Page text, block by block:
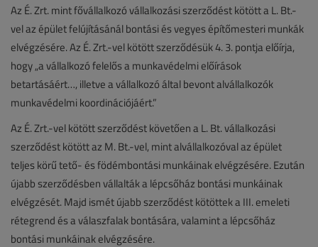
Az É. Zrt. mint fővállalkozó vállalkozási szerződést kötött a L. Bt.-
vel az épület felújításánál bontási és vegyes építőmesteri munkák
elvégzésére. Az É. Zrt.-vel kötött szerződésük 4. 3. pontja előírja,
hogy „a vállalkozó felelős a munkavédelmi előírások
betartásáért…, illetve a vállalkozó által bevont alvállalkozók
munkavédelmi koordinációjáért.”
Az É. Zrt.-vel kötött szerződést követően a L. Bt. vállalkozási
szerződést kötött az M. Bt.-vel, mint alvállalkozóval az épület
teljes körű tető- és födémbontási munkáinak elvégzésére. Ezután
újabb szerződésben vállalták a lépcsőház bontási munkáinak
elvégzését. Majd ismét újabb szerződést kötöttek a III. emeleti
rétegrend és a válaszfalak bontására, valamint a lépcsőház
bontási munkáinak elvégzésére.